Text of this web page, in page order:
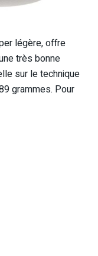
légère, offre
très bonne
sur le technique
grammes. Pour